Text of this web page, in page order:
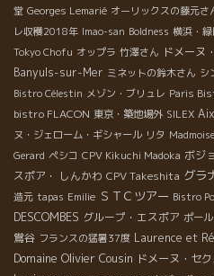
堂 Georges Lemarié オーリックスの藤元さ
レ収穫2018年 Imao-san Boldness 横浜・緑
Tokyo Chofu オップラ 竹澤さん ドメーヌ
Banyuls-sur-Mer ミネットの鈴木さん シ
Bistro Célestin メゾン・ブリュレ Paris
bistro FLACON 東京・築地場外 SILEX
ヌ・ジェローム・ギシャール リタ
Gerard ペシコ CPV Kikuchi Madoka ボジ
スポア・ しんかわ CPV Takeshita グラ
造元 tapas Emilie ＳＴＣツアー Bistro
DESCOMBES グループ・エスポア ポー
鴬谷 フランスの猛暑37度 Laurence et
Domaine Olivier Cousin ドメーヌ・セ